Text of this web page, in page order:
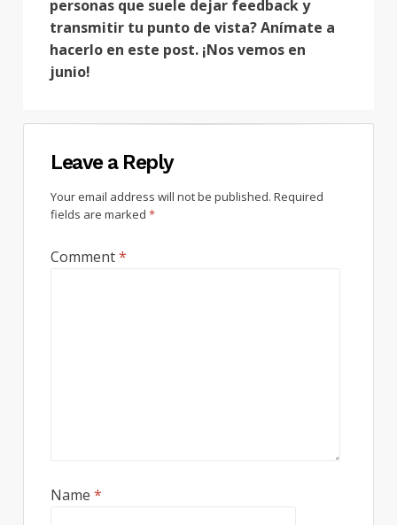
personas que suele dejar feedback y
transmitir tu punto de vista? Anímate a
hacerlo en este post. ¡Nos vemos en
junio!
Leave a Reply
Your email address will not be published. Required
fields are marked*
Comment*
Name*